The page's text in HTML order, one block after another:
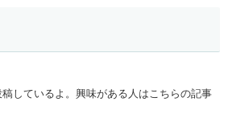
しているよ。興味がある人はこちらの記事